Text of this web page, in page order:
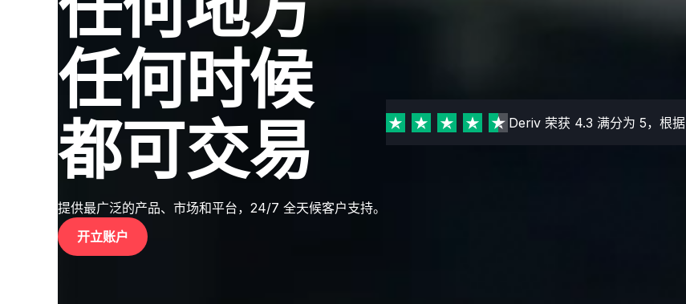
任何时候
都可交易
提供最广泛的产品、市场和平台，24/7 全天候客户支持。
开立账户
Deriv 荣获 4.3 满分为 5，根据